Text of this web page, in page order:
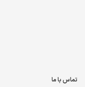
تماس با ما